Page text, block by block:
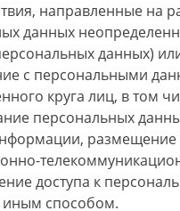
направленные на
данных
данных)
с персональными
круга лиц, в том
персональных
размещение
доступа к
иным способом.